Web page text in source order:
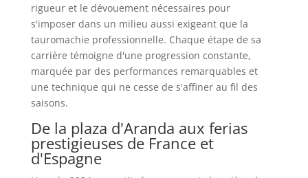
rigueur et le dévouement nécessaires pour
s'imposer dans un milieu aussi exigeant que la
tauromachie professionnelle. Chaque étape de sa
carrière témoigne d'une progression constante,
marquée par des performances remarquables et
une technique qui ne cesse de s'affiner au fil des
saisons.
De la plaza d'Aranda aux ferias
prestigieuses de France et
d'Espagne